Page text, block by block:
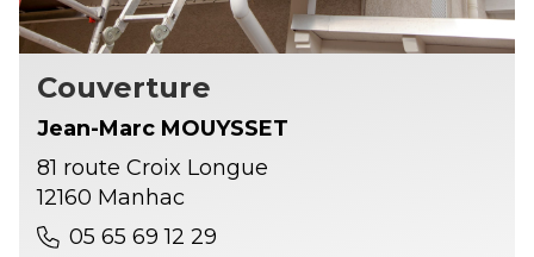
Couverture
Jean-Marc MOUYSSET
81 route Croix Longue
12160 Manhac
05 65 69 12 29